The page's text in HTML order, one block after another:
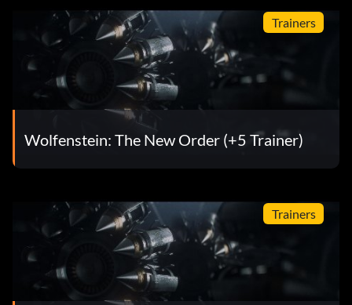
Trainers
Wolfenstein: The New Order (+5 Trainer)
Trainers